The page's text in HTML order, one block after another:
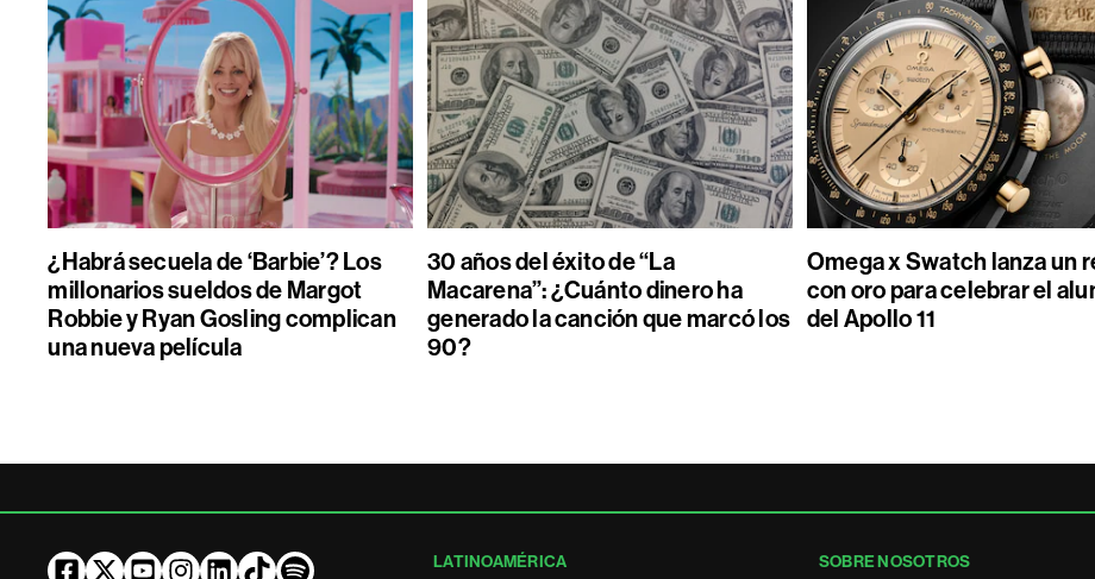
¿Habrá secuela de ‘Barbie’? Los
millonarios sueldos de Margot
Robbie y Ryan Gosling complican
una nueva película
30 años del éxito de “La
Macarena”: ¿Cuánto dinero ha
generado la canción que marcó los
90?
Omega x Swatch lanza un
con oro para celebrar el
del Apollo 11
LATINOAMÉRICA SOBRE NOSOTROS